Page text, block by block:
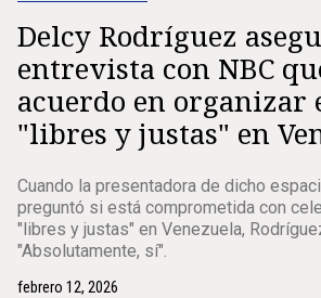
Delcy Rodríguez
entrevista con NBC
acuerdo en organizar
"libres y justas" en
Cuando la presentadora de dicho
preguntó si está comprometida con
"libres y justas" en Venezuela,
"Absolutamente, sí".
febrero 12, 2026